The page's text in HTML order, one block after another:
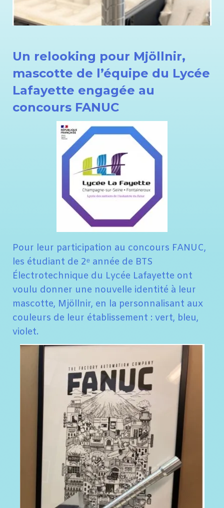
Un relooking pour Mjöllnir,
mascotte de l’équipe du Lycée
Lafayette engagée au
concours FANUC
Pour leur participation au concours FANUC,
les étudiant de 2ᵉ année de BTS
Électrotechnique du Lycée Lafayette ont
voulu donner une nouvelle identité à leur
mascotte, Mjöllnir, en la personnalisant aux
couleurs de leur établissement : vert, bleu,
violet.